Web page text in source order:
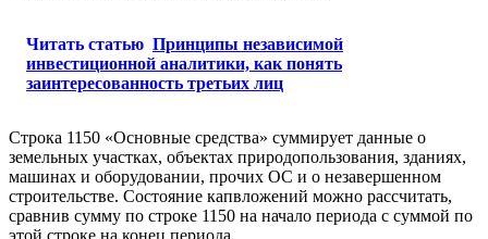
Читать статью Принципы независимой
инвестиционной аналитики, как понять
заинтересованность третьих лиц
Строка 1150 «Основные средства» суммирует данные о
земельных участках, объектах природопользования, зданиях,
машинах и оборудовании, прочих ОС и о незавершенном
строительстве. Состояние капвложений можно рассчитать,
сравнив сумму по строке 1150 на начало периода с суммой по
этой строке на конец периода.